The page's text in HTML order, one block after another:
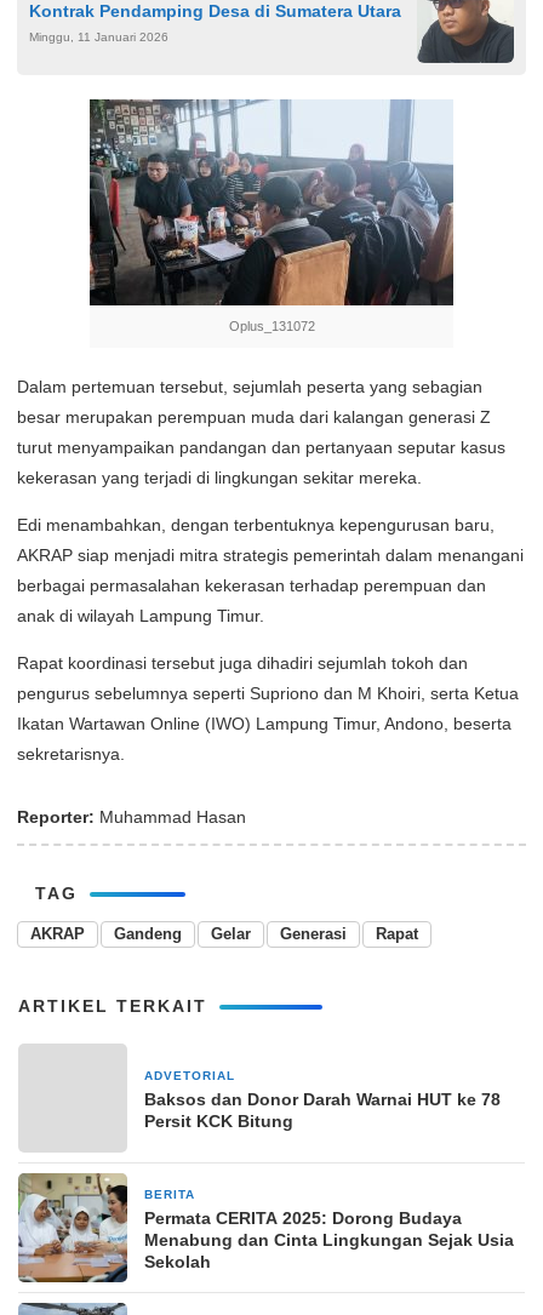
Kontrak Pendamping Desa di Sumatera Utara
Minggu, 11 Januari 2026
Oplus_131072
Dalam pertemuan tersebut, sejumlah peserta yang sebagian
besar merupakan perempuan muda dari kalangan generasi Z
turut menyampaikan pandangan dan pertanyaan seputar kasus
kekerasan yang terjadi di lingkungan sekitar mereka.
Edi menambahkan, dengan terbentuknya kepengurusan baru,
AKRAP siap menjadi mitra strategis pemerintah dalam menangani
berbagai permasalahan kekerasan terhadap perempuan dan
anak di wilayah Lampung Timur.
Rapat koordinasi tersebut juga dihadiri sejumlah tokoh dan
pengurus sebelumnya seperti Supriono dan M Khoiri, serta Ketua
Ikatan Wartawan Online (IWO) Lampung Timur, Andono, beserta
sekretarisnya.
Reporter: Muhammad Hasan
TAG
AKRAP Gandeng Gelar Generasi Rapat
ARTIKEL TERKAIT
ADVETORIAL
Baksos dan Donor Darah Warnai HUT ke 78
Persit KCK Bitung
BERITA
Permata CERITA 2025: Dorong Budaya
Menabung dan Cinta Lingkungan Sejak Usia
Sekolah